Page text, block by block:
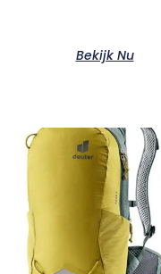
Bekijk Nu